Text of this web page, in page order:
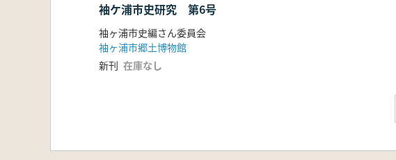
袖ケ浦市史研究 第6号
袖ヶ浦市史編さん委員会
袖ヶ浦市郷土博物館
新刊 在庫なし